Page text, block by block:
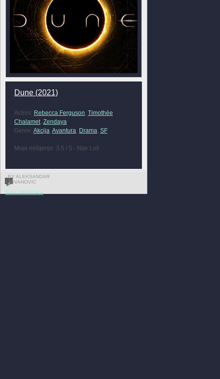
Dune (2021)
Actors: Rebecca Ferguson, Timothée
Chalamet, Zendaya
Genre: Akcija, Avantura, Drama, SF
Moje mišljenje: 3.5 / 5 - Nije Loš
BY ALEKSANDAR
JOVANOVIC
0
FULL REVIEW »